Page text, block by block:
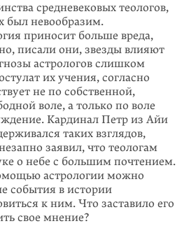
средневековых теологов,
был невообразим.
приносит больше вреда,
писали они, звезды влияют
астрологов слишком
их учения, согласно
не по собственной,
воле, а только по воле
Кардинал Петр из Айи
таких взглядов,
заявил, что теологам
о небе с большим почтением.
астрологии можно
события в истории
к ним. Что заставило его
свое мнение?